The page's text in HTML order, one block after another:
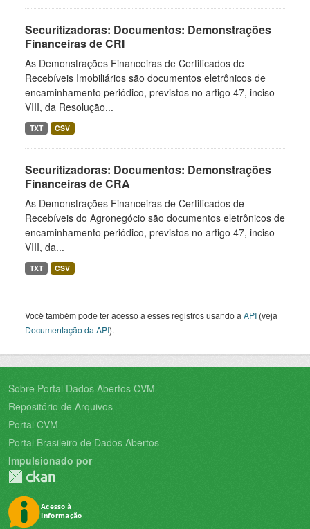
Securitizadoras: Documentos: Demonstrações
Financeiras de CRI
As Demonstrações Financeiras de Certificados de
Recebíveis Imobiliários são documentos eletrônicos de
encaminhamento periódico, previstos no artigo 47, inciso
VIII, da Resolução...
TXT CSV
Securitizadoras: Documentos: Demonstrações
Financeiras de CRA
As Demonstrações Financeiras de Certificados de
Recebíveis do Agronegócio são documentos eletrônicos de
encaminhamento periódico, previstos no artigo 47, inciso
VIII, da...
TXT CSV
Você também pode ter acesso a esses registros usando a API (veja
Documentação da API).
Sobre Portal Dados Abertos CVM
Repositório de Arquivos
Portal CVM
Portal Brasileiro de Dados Abertos
Impulsionado por